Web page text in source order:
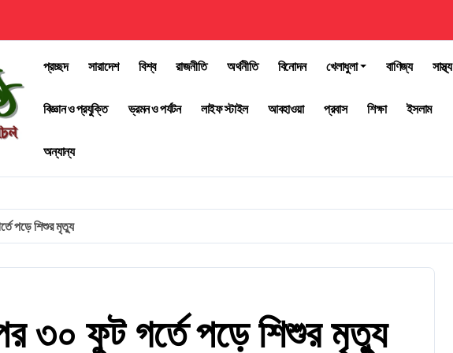
প্রচ্ছদ সারাদেশ বিশ্ব রাজনীতি অর্থনীতি বিনোদন খেলাধুলা বাণিজ্য সাস্থ্য
বিজ্ঞান ও প্রযুক্তি ভ্রমন ও পর্যটন লাইফ স্টাইল আবহাওয়া প্রবাস শিক্ষা ইসলাম
অন্যান্য
পড়ে শিশুর মৃত্যু
৩০ ফুট গর্তে পড়ে শিশুর মৃত্যু